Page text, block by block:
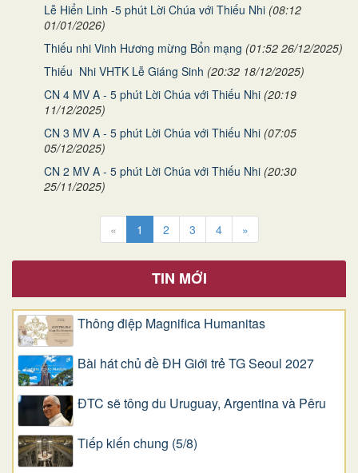
Lễ Hiển Linh -5 phút Lời Chúa với Thiếu Nhi (08:12
01/01/2026)
Thiếu nhi Vinh Hương mừng Bổn mạng (01:52 26/12/2025)
Thiếu Nhi VHTK Lễ Giáng Sinh (20:32 18/12/2025)
CN 4 MV A - 5 phút Lời Chúa với Thiếu Nhi (20:19
11/12/2025)
CN 3 MV A - 5 phút Lời Chúa với Thiếu Nhi (07:05
05/12/2025)
CN 2 MV A - 5 phút Lời Chúa với Thiếu Nhi (20:30
25/11/2025)
« 1 2 3 4 »
TIN MỚI
Thông điệp Magnifica Humanitas
Bài hát chủ đề ĐH Giới trẻ TG Seoul 2027
ĐTC sẽ tông du Uruguay, Argentina và Pêru
Tiếp kiến chung (5/8)